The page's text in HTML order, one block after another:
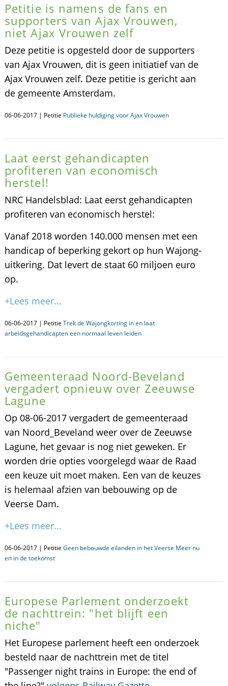
Petitie is namens de fans en
supporters van Ajax Vrouwen,
niet Ajax Vrouwen zelf
Deze petitie is opgesteld door de supporters
van Ajax Vrouwen, dit is geen initiatief van de
Ajax Vrouwen zelf. Deze petitie is gericht aan
de gemeente Amsterdam.
06-06-2017 | Petitie Publieke huldiging voor Ajax Vrouwen
Laat eerst gehandicapten
profiteren van economisch
herstel!
NRC Handelsblad: Laat eerst gehandicapten
profiteren van economisch herstel:
Vanaf 2018 worden 140.000 mensen met een
handicap of beperking gekort op hun Wajong-
uitkering. Dat levert de staat 60 miljoen euro
op.
+Lees meer...
06-06-2017 | Petitie Trek de Wajongkorting in en laat
arbeidsgehandicapten een normaal leven leiden
Gemeenteraad Noord-Beveland
vergadert opnieuw over Zeeuwse
Lagune
Op 08-06-2017 vergadert de gemeenteraad
van Noord_Beveland weer over de Zeeuwse
Lagune, het gevaar is nog niet geweken. Er
worden drie opties voorgelegd waar de Raad
een keuze uit moet maken. Een van de keuzes
is helemaal afzien van bebouwing op de
Veerse Dam.
+Lees meer...
06-06-2017 | Petitie Geen bebouwde eilanden in het Veerse Meer nu
en in de toekomst
Europese Parlement onderzoekt
de nachttrein: "het blijft een
niche"
Het Europese parlement heeft een onderzoek
besteld naar de nachttrein met de titel
"Passenger night trains in Europe: the end of